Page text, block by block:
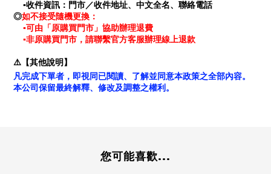
▪收件資訊：門市／收件地址、中文全名、聯絡電話
◎如不接受隨機更換：
▪可由「原購買門市」協助辦理退費
▪非原購買門市，請聯繫官方客服辦理線上退款
⚠️【其他說明】
凡完成下單者，即視同已閱讀、了解並同意本政策之全部內容。
本公司保留最終解釋、修改及調整之權利。
您可能喜歡...